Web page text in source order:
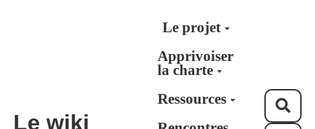
Aller au contenu principal
Le wiki
Le projet
Apprivoiser
la charte
Ressources